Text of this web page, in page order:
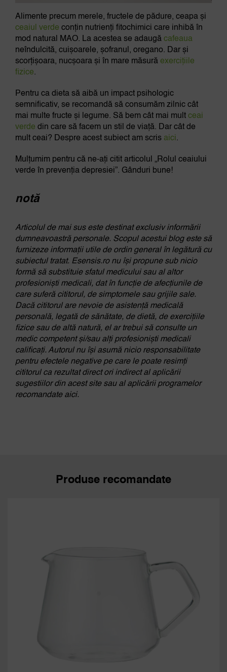
Alimente precum merele, fructele de pădure, ceapa și
ceaiul verde conțin nutrienți fitochimici care inhibă în
mod natural MAO. La acestea se adaugă cafeaua
neîndulcită, cuișoarele, șofranul, oregano. Dar și
scorțișoara, nucșoara și în mare măsură exercițiile
fizice.
Pentru ca dieta să aibă un impact psihologic
semnificativ, se recomandă să consumăm zilnic cât
mai multe fructe și legume. Să bem cât mai mult ceai
verde din care să facem un stil de viață. Dar cât de
mult ceai? Despre acest subiect am scris aici.
Mulțumim pentru că ne-ați citit articolul „Rolul ceaiului
verde în prevenția depresiei”. Gânduri bune!
notă
Articolul de mai sus este destinat exclusiv informării
dumneavoastră personale. Scopul acestui blog este să
furnizeze informații utile de ordin general în legătură cu
subiectul tratat. Esensis.ro nu își propune sub nicio
formă să substituie sfatul medicului sau al altor
profesioniști medicali, dat în funcție de afecțiunile de
care suferă cititorul, de simptomele sau grijile sale.
Dacă cititorul are nevoie de asistență medicală
personală, legată de sănătate, de dietă, de exercițiile
fizice sau de altă natură, el ar trebui să consulte un
medic competent și/sau alți profesioniști medicali
calificați. Autorul nu își asumă nicio responsabilitate
pentru efectele negative pe care le poate resimți
cititorul ca rezultat direct ori indirect al aplicării
sugestiilor din acest site sau al aplicării programelor
recomandate aici.
Produse recomandate